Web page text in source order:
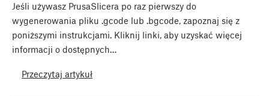
Jeśli używasz PrusaSlicera po raz pierwszy do
wygenerowania pliku .gcode lub .bgcode, zapoznaj się z
poniższymi instrukcjami. Kliknij linki, aby uzyskać więcej
informacji o dostępnych…
Przeczytaj artykuł